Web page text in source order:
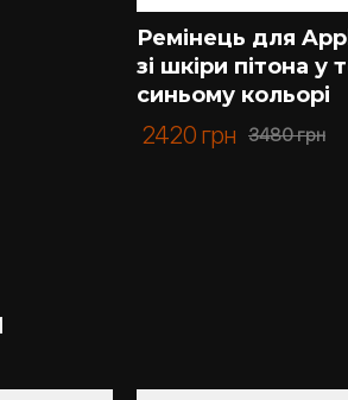
Ремінець для
зі шкіри пітона у
синьому кольорі
3480грн
2420 грн